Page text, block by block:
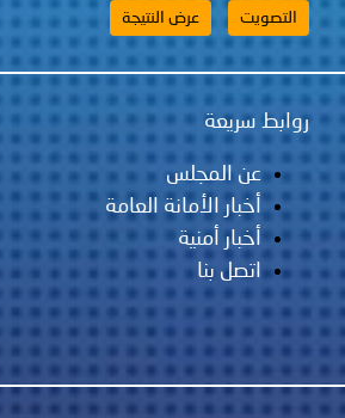
روابط سريعة
عن المجلس
أخبار الأمانة العامة
أخبار أمنية
اتصل بنا